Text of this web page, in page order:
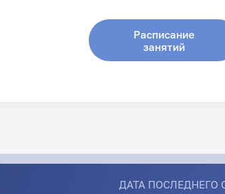
Расписание
занятий
ДАТА ПОСЛЕДНЕГО